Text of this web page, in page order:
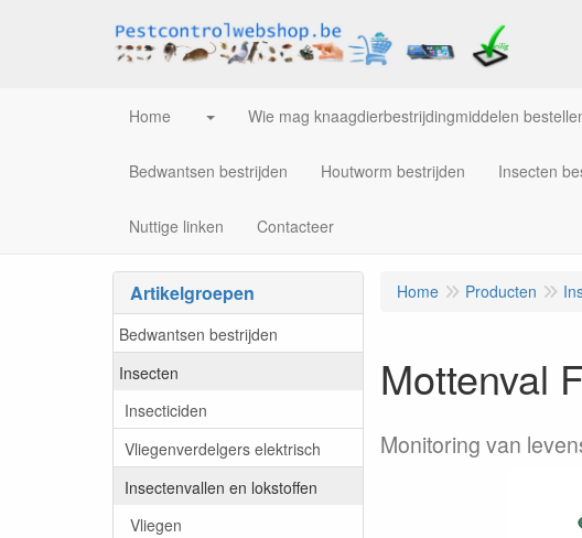
Home Wie mag knaagdierbestrijdingmiddelen
Bedwantsen bestrijden Houtworm bestrijden Insecten
Nuttige linken Contacteer
Artikelgroepen
Bedwantsen bestrijden
Insecten
Insecticiden
Vliegenverdelgers elektrisch
Insectenvallen en lokstoffen
Vliegen
Home Producten
Mottenval
Monitoring van